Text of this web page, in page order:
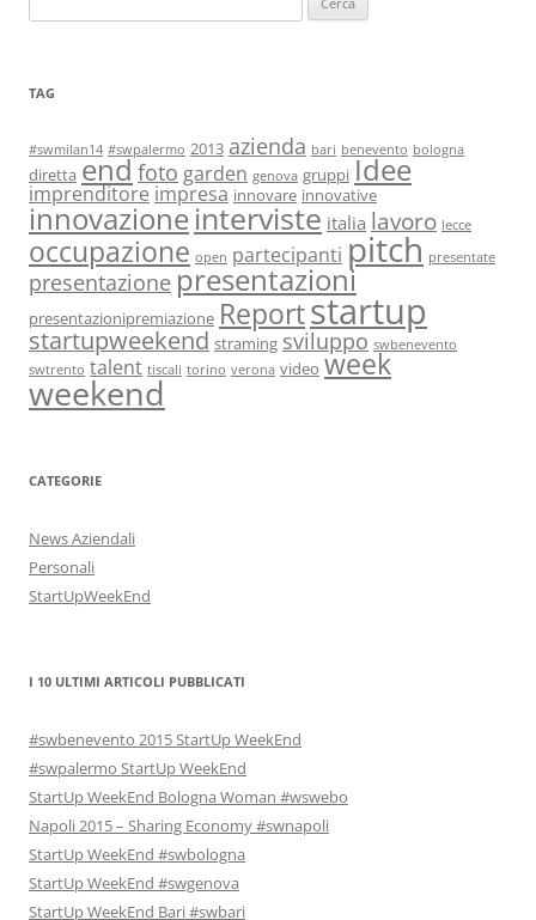
per:
TAG
#swmilan14 #swpalermo 2013 azienda bari benevento bologna
diretta endfoto garden genova gruppi Idee
imprenditore impresa innovare innovative
innovazioneinterviste italia lavoro lecce
occupazione open partecipanti pitch presentate
presentazione presentazioni
presentazionipremiazione Reportstartup
startupweekend straming sviluppo swbenevento
swtrento talent tiscali torino verona video week
weekend
CATEGORIE
News Aziendali
Personali
StartUpWeekEnd
I 10 ULTIMI ARTICOLI PUBBLICATI
#swbenevento 2015 StartUp WeekEnd
#swpalermo StartUp WeekEnd
StartUp WeekEnd Bologna Woman #wswebo
Napoli 2015 – Sharing Economy #swnapoli
StartUp WeekEnd #swbologna
StartUp WeekEnd #swgenova
StartUp WeekEnd Bari #swbari